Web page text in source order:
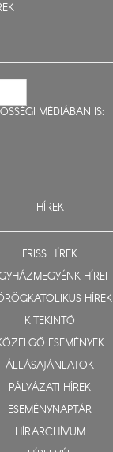
MÉDIÁBAN IS:
HÍREK
FRISS HÍREK
HÍREI
HÍREK
KITEKINTŐ
ESEMÉNYEK
ÁLLÁSAJÁNLATOK
PÁLYÁZATI HÍREK
ESEMÉNYNAPTÁR
HÍRARCHÍVUM